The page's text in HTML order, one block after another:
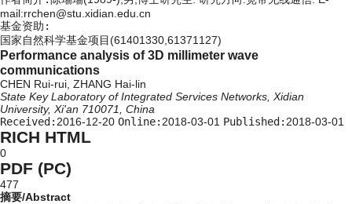
mail:rrchen@stu.xidian.edu.cn
基金资助:
国家自然科学基金项目(61401330,61371127)
Performance analysis of 3D millimeter wave
communications
CHEN Rui-rui, ZHANG Hai-lin
State Key Laboratory of Integrated Services Networks, Xidian
University, Xi'an 710071, China
Received: 2016-12-20 Online: 2018-03-01 Published: 2018-03-01
RICH HTML
0
PDF (PC)
477
摘要/Abstract